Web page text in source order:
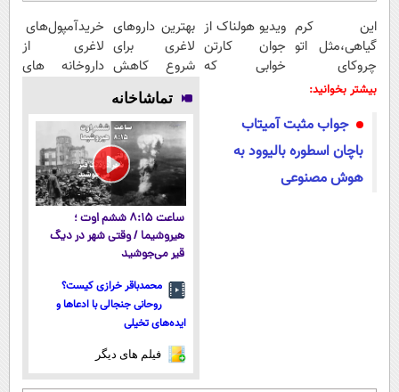
این کرم
گیاهی،مثل اتو
چروکای
پوستتوصاف
ویدیو هولناک از
جوان کارتن
خوابی که
بهترین داروهای
لاغری برای
شروع کاهش
وزن، ارسال از
داروخانه های
نزدیکت!
خریدآمپول‌های
لاغری از
داروخانه های
پک یخ!
بیشتر بخوانید:
جواب مثبت آمیتاب
باچان اسطوره بالیوود به
هوش مصنوعی
تماشاخانه
ساعت ۸:۱۵ ششم اوت ؛
هیروشیما / وقتی شهر در دیگ
قیر می‌جوشید
محمدباقر خرازی کیست؟
روحانی جنجالی با ادعاها و
ایده‌های تخیلی
فیلم های دیگر